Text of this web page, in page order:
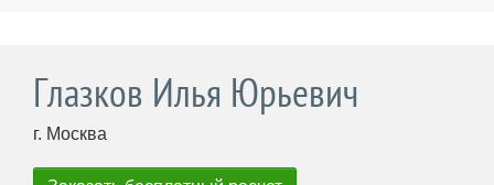
Глазков Илья Юрьевич
г. Москва